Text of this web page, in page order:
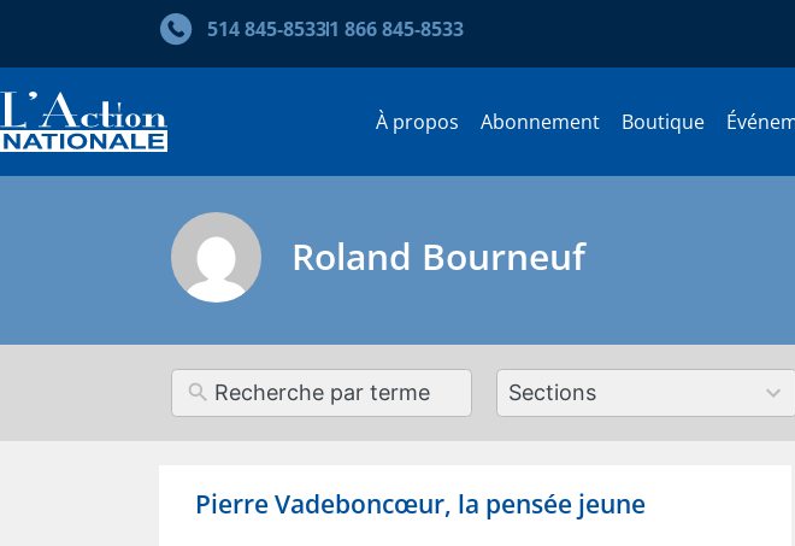
514 845‑85331 866 845‑8533
À propos Abonnement Boutique
Roland Bourneuf
12
results
Pierre Vadeboncœur, la pensée jeune